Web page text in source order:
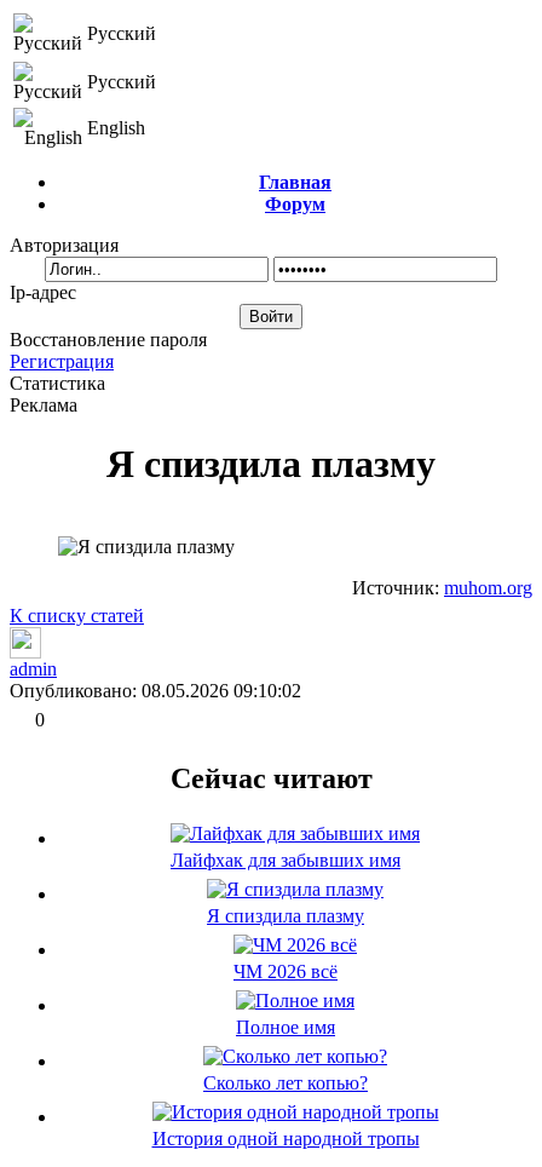
Русский
Русский
English
Главная
Форум
Авторизация
Ip-адрес
Восстановление пароля
Регистрация
Статистика
Реклама
Я спиздила плазму
Источник: muhom.org
К списку статей
admin
Опубликовано: 08.05.2026 09:10:02
0
Сейчас читают
Лайфхак для забывших имя
Я спиздила плазму
ЧМ 2026 всё
Полное имя
Сколько лет копью?
История одной народной тропы